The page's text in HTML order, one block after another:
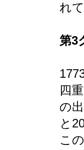
れ
第3
四
の
と
こ